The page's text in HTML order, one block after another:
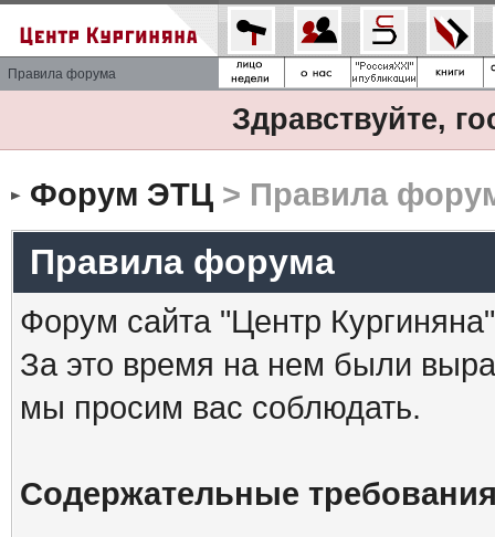
Правила форума
Здравствуйте,
Форум ЭТЦ> Правила
Правила форума
Форум сайта "Центр
За это время на нем были
мы просим вас соблюдать.
Содержательные